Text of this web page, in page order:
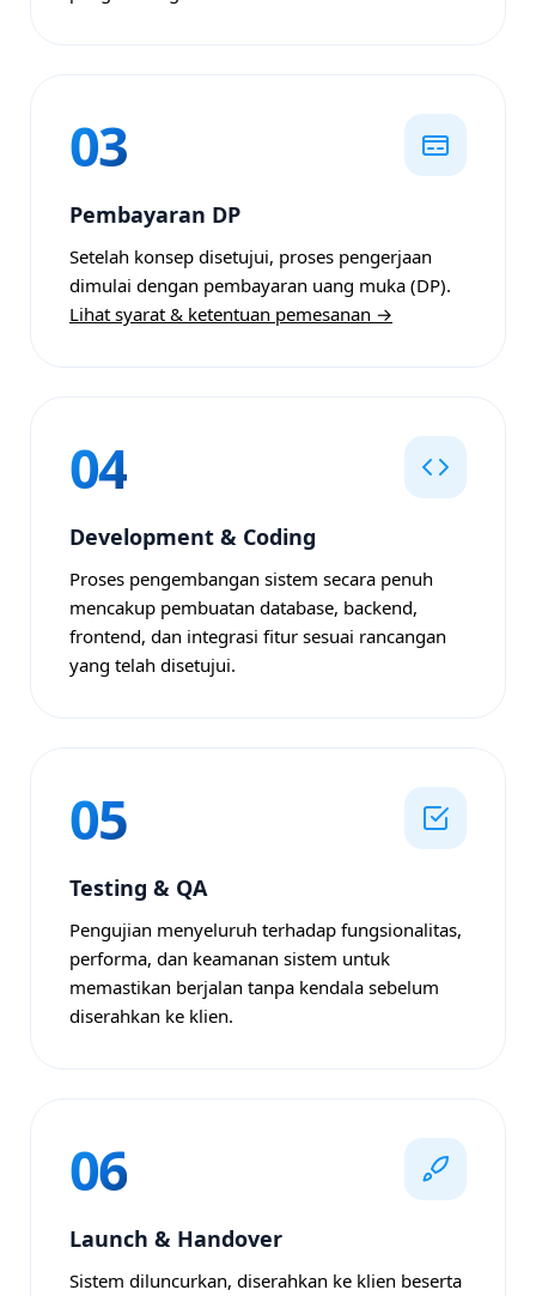
03
Pembayaran DP
Setelah konsep disetujui, proses pengerjaan
dimulai dengan pembayaran uang muka (DP).
Lihat syarat & ketentuan pemesanan →
04
Development & Coding
Proses pengembangan sistem secara penuh
mencakup pembuatan database, backend,
frontend, dan integrasi fitur sesuai rancangan
yang telah disetujui.
05
Testing & QA
Pengujian menyeluruh terhadap fungsionalitas,
performa, dan keamanan sistem untuk
memastikan berjalan tanpa kendala sebelum
diserahkan ke klien.
06
Launch & Handover
Sistem diluncurkan, diserahkan ke klien beserta